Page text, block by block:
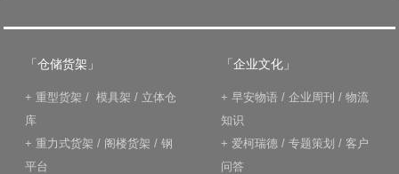
「仓储货架」
+ 重型货架 / 模具架 / 立体仓
库
+ 重力式货架 / 阁楼货架 / 钢
平台
「企业文化」
+ 早安物语 / 企业周刊 / 物流
知识
+ 爱柯瑞德 / 专题策划 / 客户
问答